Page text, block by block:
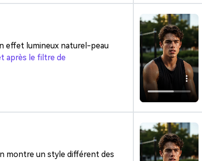
effet lumineux naturel-peau
après le filtre de
montre un style différent des